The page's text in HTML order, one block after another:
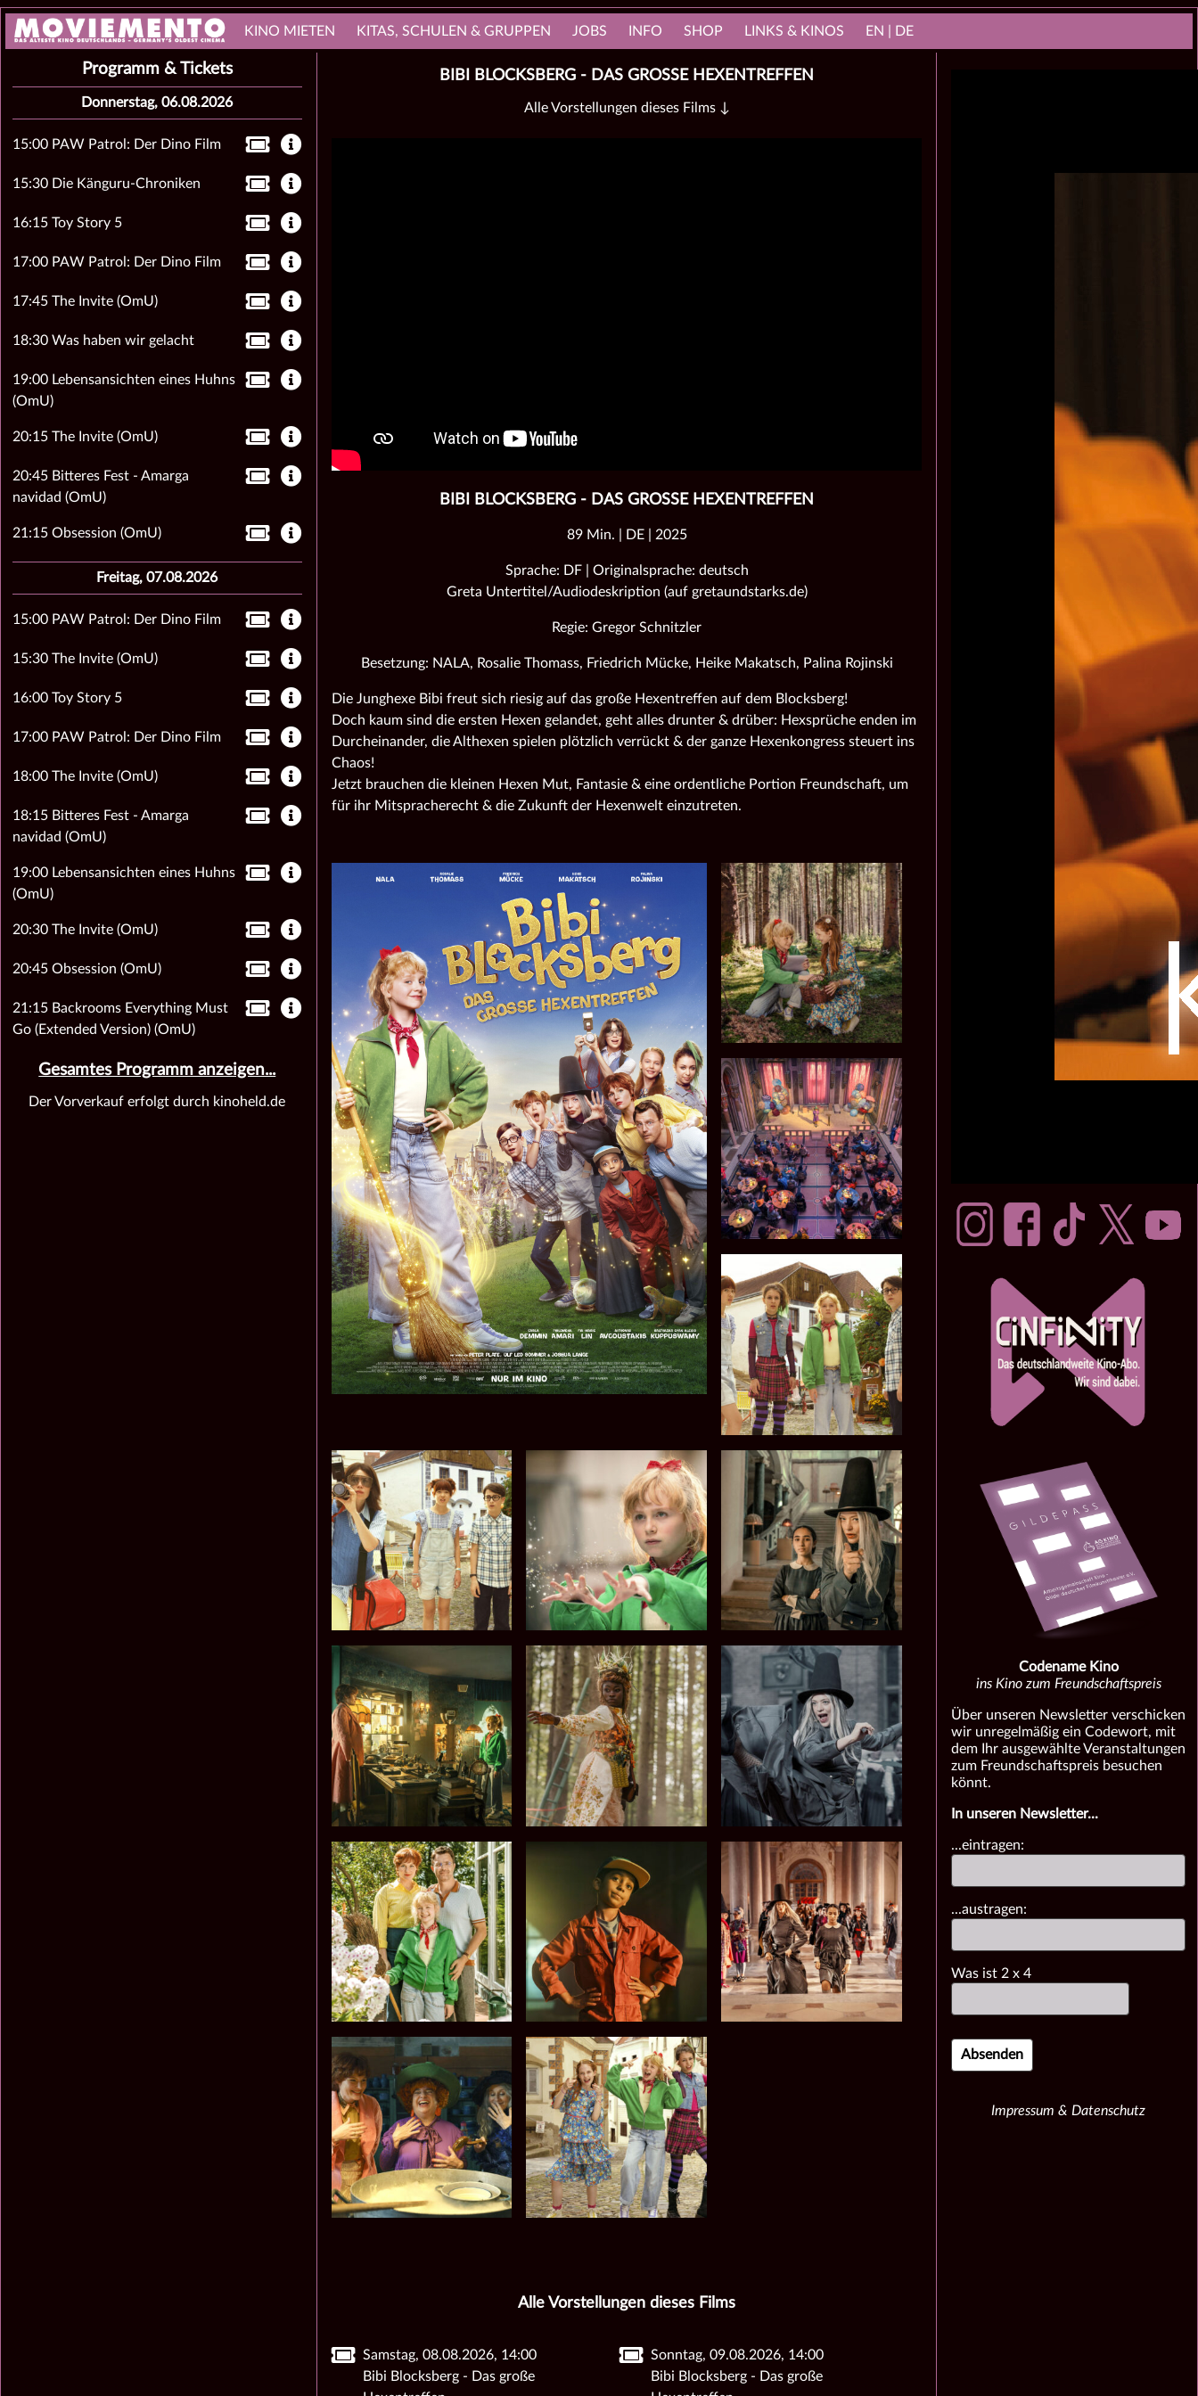
KINO MIETEN KITAS, SCHULEN & GRUPPEN JOBS INFO SHOP LINKS & KINOS EN | DE
BIBI BLOCKSBERG - DAS GROSSE HEXENTREFFEN
Alle Vorstellungen dieses Films ↓
BIBI BLOCKSBERG - DAS GROSSE HEXENTREFFEN
89 Min. | DE | 2025
Sprache: DF | Originalsprache: deutsch
Greta Untertitel/Audiodeskription (auf gretaundstarks.de)
Regie: Gregor Schnitzler
Besetzung: NALA, Rosalie Thomass, Friedrich Mücke, Heike Makatsch, Palina Rojinski
Die Junghexe Bibi freut sich riesig auf das große Hexentreffen auf dem Blocksberg!
Doch kaum sind die ersten Hexen gelandet, geht alles drunter & drüber: Hexsprüche enden im
Durcheinander, die Althexen spielen plötzlich verrückt & der ganze Hexenkongress steuert ins
Chaos!
Jetzt brauchen die kleinen Hexen Mut, Fantasie & eine ordentliche Portion Freundschaft, um
für ihr Mitspracherecht & die Zukunft der Hexenwelt einzutreten.
Alle Vorstellungen dieses Films
Samstag, 08.08.2026, 14:00
Bibi Blocksberg - Das große
Sonntag, 09.08.2026, 14:00
Bibi Blocksberg - Das große
Programm & Tickets
Donnerstag, 06.08.2026
15:00 PAW Patrol: Der Dino Film
15:30 Die Känguru-Chroniken
16:15 Toy Story 5
17:00 PAW Patrol: Der Dino Film
17:45 The Invite (OmU)
18:30 Was haben wir gelacht
19:00 Lebensansichten eines Huhns
(OmU)
20:15 The Invite (OmU)
20:45 Bitteres Fest - Amarga
navidad (OmU)
21:15 Obsession (OmU)
Freitag, 07.08.2026
15:00 PAW Patrol: Der Dino Film
15:30 The Invite (OmU)
16:00 Toy Story 5
17:00 PAW Patrol: Der Dino Film
18:00 The Invite (OmU)
18:15 Bitteres Fest - Amarga
navidad (OmU)
19:00 Lebensansichten eines Huhns
(OmU)
20:30 The Invite (OmU)
20:45 Obsession (OmU)
21:15 Backrooms Everything Must
Go (Extended Version) (OmU)
Gesamtes Programm anzeigen...
Der Vorverkauf erfolgt durch kinoheld.de
Codename Kino
ins Kino zum Freundschaftspreis
Über unseren Newsletter verschicken
wir unregelmäßig ein Codewort, mit
dem Ihr ausgewählte Veranstaltungen
zum Freundschaftspreis besuchen
könnt.
In unseren Newsletter...
...eintragen:
...austragen:
Was ist 2 x 4
Impressum & Datenschutz